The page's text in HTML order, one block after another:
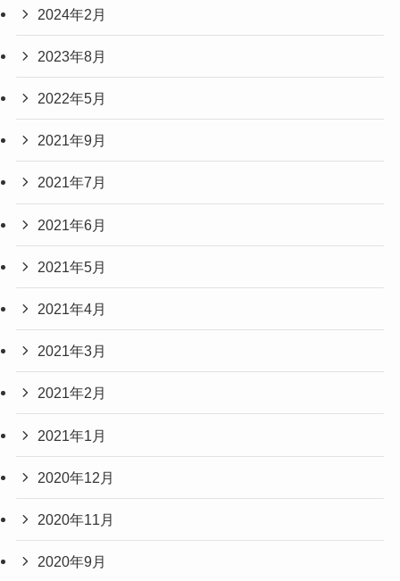
2024年2月
2023年8月
2022年5月
2021年9月
2021年7月
2021年6月
2021年5月
2021年4月
2021年3月
2021年2月
2021年1月
2020年12月
2020年11月
2020年9月